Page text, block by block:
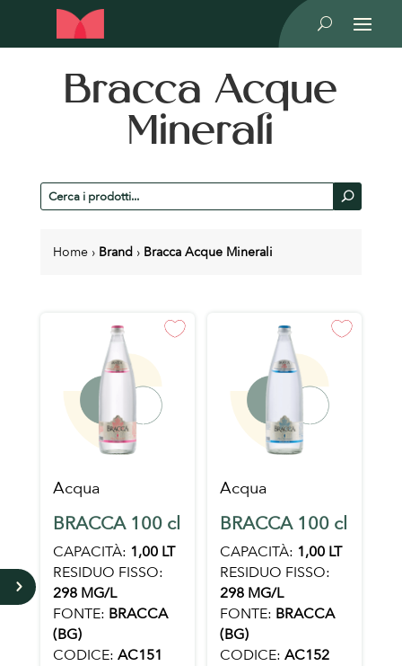
U
Bracca Acque
Minerali
Cerca
prodotti
U
Home › Brand › Bracca Acque Minerali
5
Acqua
BRACCA 100 cl
CAPACITÀ: 1,00 LT
RESIDUO FISSO:
298 MG/L
FONTE: BRACCA
(BG)
CODICE: AC151
Acqua
BRACCA 100 cl
CAPACITÀ: 1,00 LT
RESIDUO FISSO:
298 MG/L
FONTE: BRACCA
(BG)
CODICE: AC152